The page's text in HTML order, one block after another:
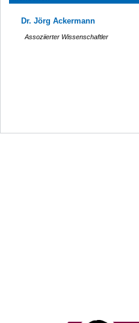
Dr. Jörg Ackermann
Assoziierter Wissenschaftler